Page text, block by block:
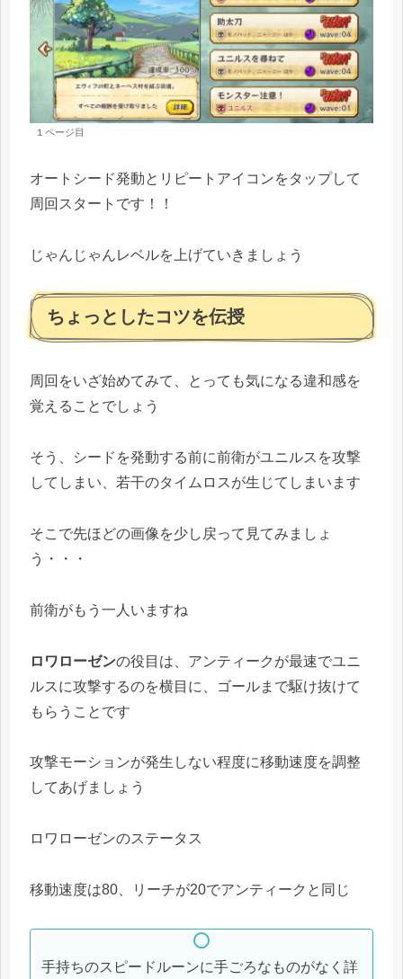
１ページ目
オートシード発動とリピートアイコンをタップして
周回スタートです！！
じゃんじゃんレベルを上げていきましょう
ちょっとしたコツを伝授
周回をいざ始めてみて、とっても気になる違和感を
覚えることでしょう
そう、シードを発動する前に前衛がユニルスを攻撃
してしまい、若干のタイムロスが生じてしまいます
そこで先ほどの画像を少し戻って見てみましょ
う・・・
前衛がもう一人いますね
ロワローゼンの役目は、アンティークが最速でユニ
ルスに攻撃するのを横目に、ゴールまで駆け抜けて
もらうことです
攻撃モーションが発生しない程度に移動速度を調整
してあげましょう
ロワローゼンのステータス
移動速度は80、リーチが20でアンティークと同じ
手持ちのスピードルーンに手ごろなものがなく詳